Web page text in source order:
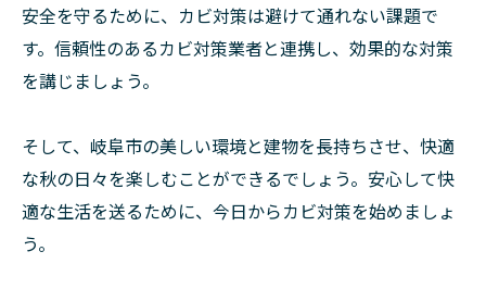
安全を守るために、カビ対策は避けて通れない課題で
す。信頼性のあるカビ対策業者と連携し、効果的な対策
を講じましょう。
そして、岐阜市の美しい環境と建物を長持ちさせ、快適
な秋の日々を楽しむことができるでしょう。安心して快
適な生活を送るために、今日からカビ対策を始めましょ
う。